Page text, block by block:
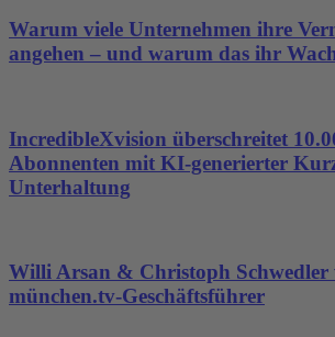
Warum viele Unternehmen ihre
angehen – und warum das ihr
IncredibleXvision überschreitet
Abonnenten mit KI-generierter
Unterhaltung
Willi Arsan & Christoph Schwedler
münchen.tv-Geschäftsführer